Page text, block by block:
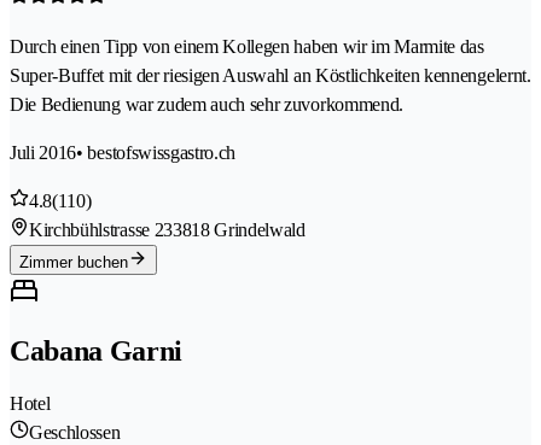
Durch einen Tipp von einem Kollegen haben wir im Marmite das
Super-Buffet mit der riesigen Auswahl an Köstlichkeiten kennengelernt.
Die Bedienung war zudem auch sehr zuvorkommend.
Juli 2016• bestofswissgastro.ch
4.8(110)
Kirchbühlstrasse 233818 Grindelwald
Zimmer buchen
Cabana Garni
Hotel
Geschlossen